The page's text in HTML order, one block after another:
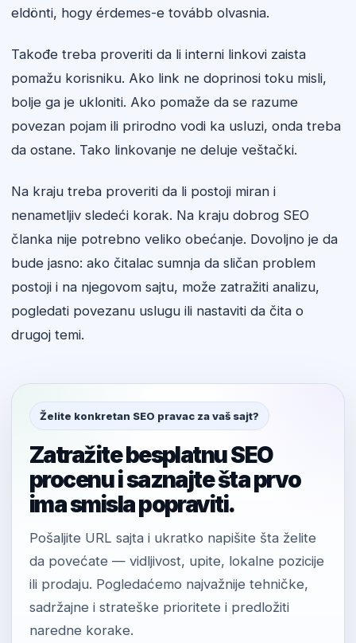
eldönti, hogy érdemes-e tovább olvasnia.
Takođe treba proveriti da li interni linkovi zaista
pomažu korisniku. Ako link ne doprinosi toku misli,
bolje ga je ukloniti. Ako pomaže da se razume
povezan pojam ili prirodno vodi ka usluzi, onda treba
da ostane. Tako linkovanje ne deluje veštački.
Na kraju treba proveriti da li postoji miran i
nenametljiv sledeći korak. Na kraju dobrog SEO
članka nije potrebno veliko obećanje. Dovoljno je da
bude jasno: ako čitalac sumnja da sličan problem
postoji i na njegovom sajtu, može zatražiti analizu,
pogledati povezanu uslugu ili nastaviti da čita o
drugoj temi.
Želite konkretan SEO pravac za vaš sajt?
Zatražite besplatnu SEO
procenu i saznajte šta prvo
ima smisla popraviti.
Pošaljite URL sajta i ukratko napišite šta želite
da povećate — vidljivost, upite, lokalne pozicije
ili prodaju. Pogledaćemo najvažnije tehničke,
sadržajne i strateške prioritete i predložiti
naredne korake.